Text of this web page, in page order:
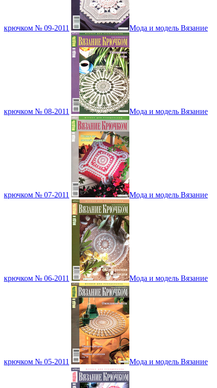
крючком № 09-2011 Мода и модель Вязание
крючком № 08-2011 Мода и модель Вязание
крючком № 07-2011 Мода и модель Вязание
крючком № 06-2011 Мода и модель Вязание
крючком № 05-2011 Мода и модель Вязание